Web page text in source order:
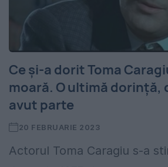
Ce și-a dorit Toma
moară. O ultimă dorință,
avut parte
20 FEBRUARIE 2023
Actorul Toma Caragiu s-a